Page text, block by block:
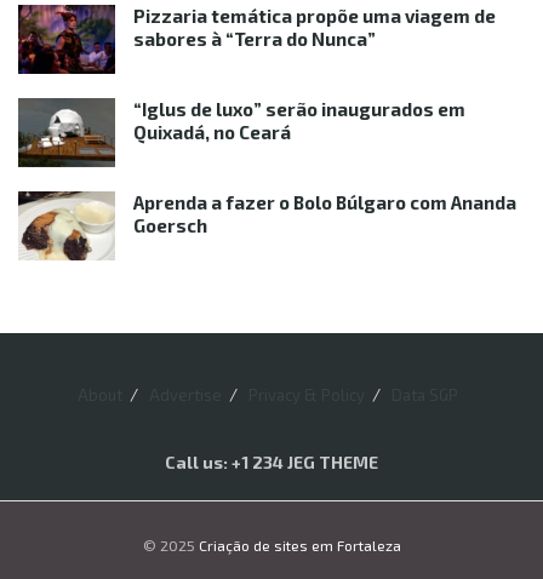
Pizzaria temática propõe uma viagem de
sabores à “Terra do Nunca”
“Iglus de luxo” serão inaugurados em
Quixadá, no Ceará
Aprenda a fazer o Bolo Búlgaro com Ananda
Goersch
Call us: +1 234 JEG THEME
© 2025 Criação de sites em Fortaleza